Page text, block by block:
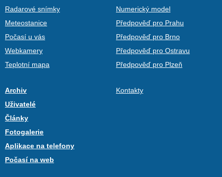
Radarové snímky
Meteostanice
Počasí u vás
Webkamery
Teplotní mapa
Numerický model
Předpověď pro Prahu
Předpověď pro Brno
Předpověď pro Ostravu
Předpověď pro Plzeň
Archiv
Uživatelé
Články
Fotogalerie
Aplikace na telefony
Počasí na web
Kontakty